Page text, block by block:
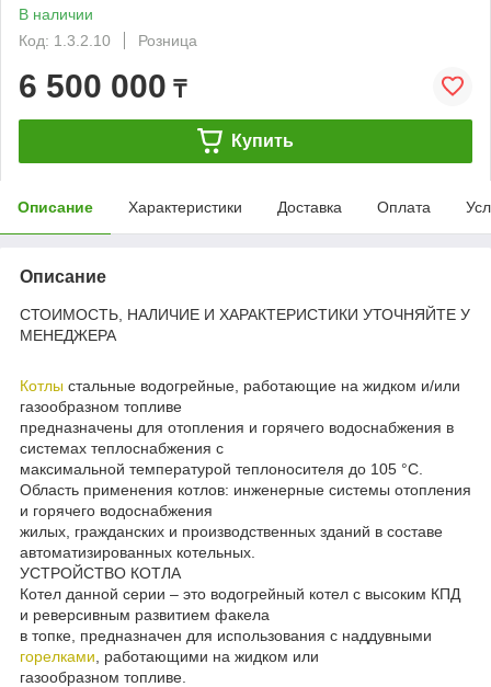
В наличии
Код: 1.3.2.10
Розница
6 500 000 ₸
Купить
Описание Характеристики Доставка Оплата
Описание
СТОИМОСТЬ, НАЛИЧИЕ И ХАРАКТЕРИСТИКИ УТОЧНЯЙТЕ У
МЕНЕДЖЕРА
Котлы стальные водогрейные, работающие на жидком и/или
газообразном топливе
предназначены для отопления и горячего водоснабжения в
системах теплоснабжения с
максимальной температурой теплоносителя до 105 °С.
Область применения котлов: инженерные системы отопления
и горячего водоснабжения
жилых, гражданских и производственных зданий в составе
автоматизированных котельных.
УСТРОЙСТВО КОТЛА
Котел данной серии – это водогрейный котел с высоким КПД
и реверсивным развитием факела
в топке, предназначен для использования с наддувными
горелками , работающими на жидком или
газообразном топливе.